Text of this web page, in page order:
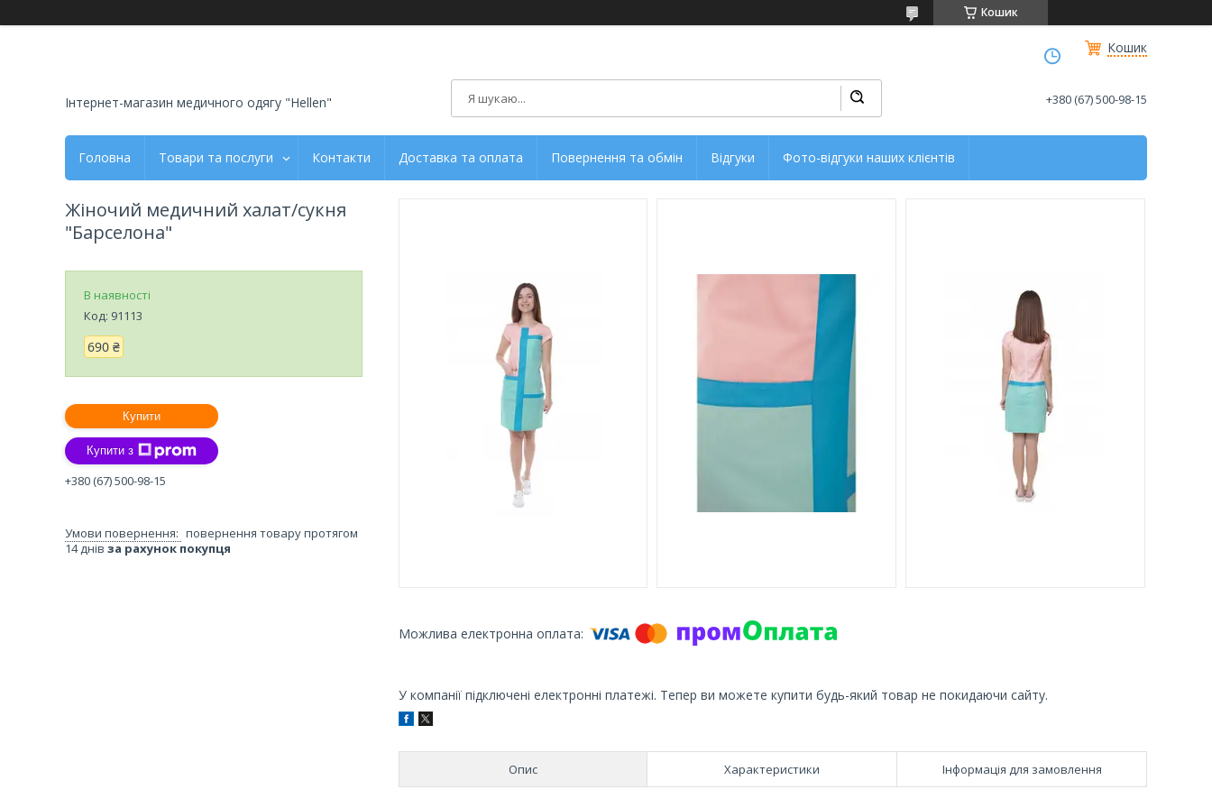
Кошик
Кошик
Інтернет-магазин медичного одягу "Hellen" +380 (67) 500-98-15
Головна Товари та послуги Контакти Доставка та оплата Повернення та обмін Відгуки Фото-відгуки наших клієнтів
У компанії підключені електронні платежі. Тепер ви можете купити будь-який товар не покидаючи сайту.
Опис Характеристики Інформація для замовлення
Жіночий медичний халат/сукня
"Барселона"
В наявності
Код: 91113
690 ₴
Купити
Купити з
+380 (67) 500-98-15
повернення товару протягом
14 днів за рахунок покупця